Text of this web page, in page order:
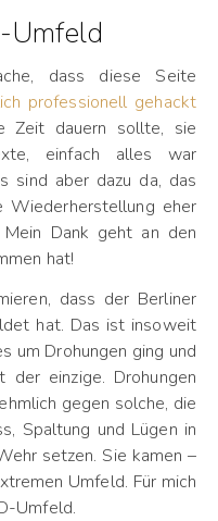
Umfeld
dass diese Seite
professionell gehackt
Zeit dauern sollte, sie
einfach alles war
sind aber dazu da, das
eher
Dank geht an den
hat!
dass der Berliner
hat. Das ist insoweit
um Drohungen ging und
einzige. Drohungen
gegen solche, die
Spaltung und Lügen in
setzen. Sie kamen –
Umfeld. Für mich
Umfeld.